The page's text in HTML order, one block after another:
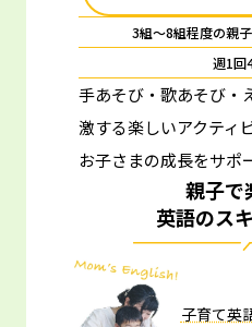
3組～8組程度の親
週1回
手あそび・歌あそび・
激する楽しいアクティ
お子さまの成長をサポ
親子で
英語のス
子育て英